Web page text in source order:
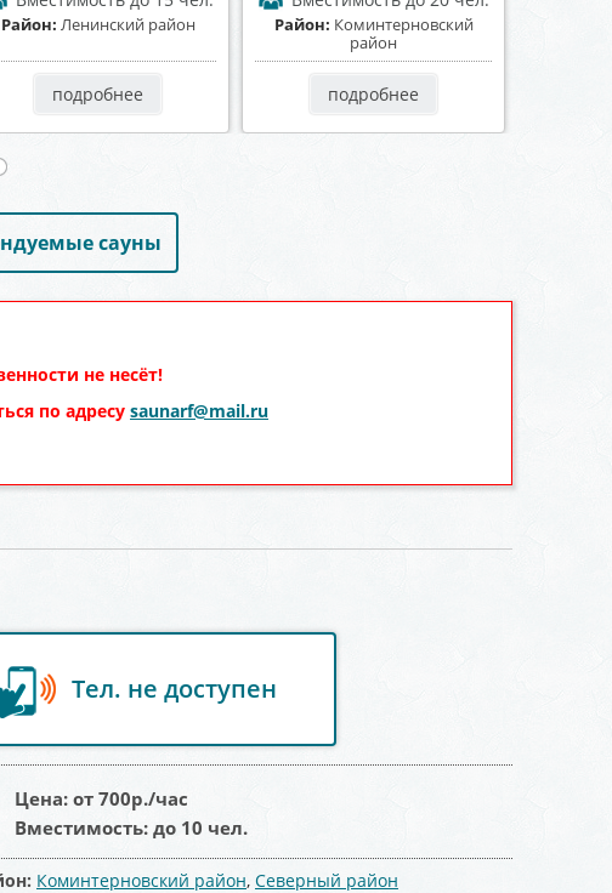
Район:Центральный район
подробнее
Район: Коминтерновский
район
подробнее
сауны
не несёт!
по адресу saunarf@mail.ru
Тел. не доступен
Цена: от 700р./час
Вместимость: до 10 чел.
Коминтерновский район, Северный район